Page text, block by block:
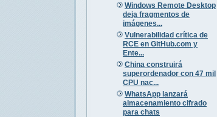
Windows Remote Desktop
deja fragmentos de
imágenes...
Vulnerabilidad crítica de
RCE en GitHub.com y
Ente...
China construirá
superordenador con 47 mil
CPU nac...
WhatsApp lanzará
almacenamiento cifrado
para chats